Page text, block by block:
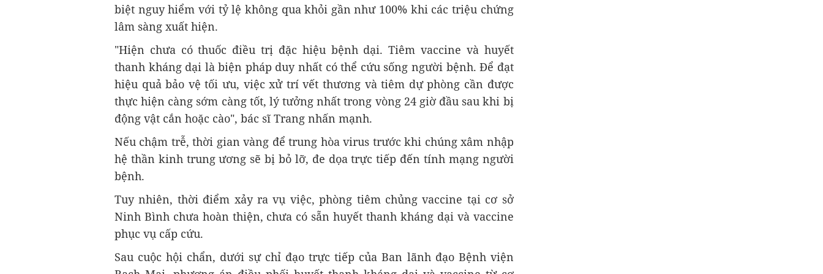
biệt nguy hiểm với tỷ lệ không qua khỏi gần như 100% khi các triệu chứng
lâm sàng xuất hiện.
"Hiện chưa có thuốc điều trị đặc hiệu bệnh dại. Tiêm vaccine và huyết
thanh kháng dại là biện pháp duy nhất có thể cứu sống người bệnh. Để đạt
hiệu quả bảo vệ tối ưu, việc xử trí vết thương và tiêm dự phòng cần được
thực hiện càng sớm càng tốt, lý tưởng nhất trong vòng 24 giờ đầu sau khi bị
động vật cắn hoặc cào", bác sĩ Trang nhấn mạnh.
Nếu chậm trễ, thời gian vàng để trung hòa virus trước khi chúng xâm nhập
hệ thần kinh trung ương sẽ bị bỏ lỡ, đe dọa trực tiếp đến tính mạng người
bệnh.
Tuy nhiên, thời điểm xảy ra vụ việc, phòng tiêm chủng vaccine tại cơ sở
Ninh Bình chưa hoàn thiện, chưa có sẵn huyết thanh kháng dại và vaccine
phục vụ cấp cứu.
Sau cuộc hội chẩn, dưới sự chỉ đạo trực tiếp của Ban lãnh đạo Bệnh viện